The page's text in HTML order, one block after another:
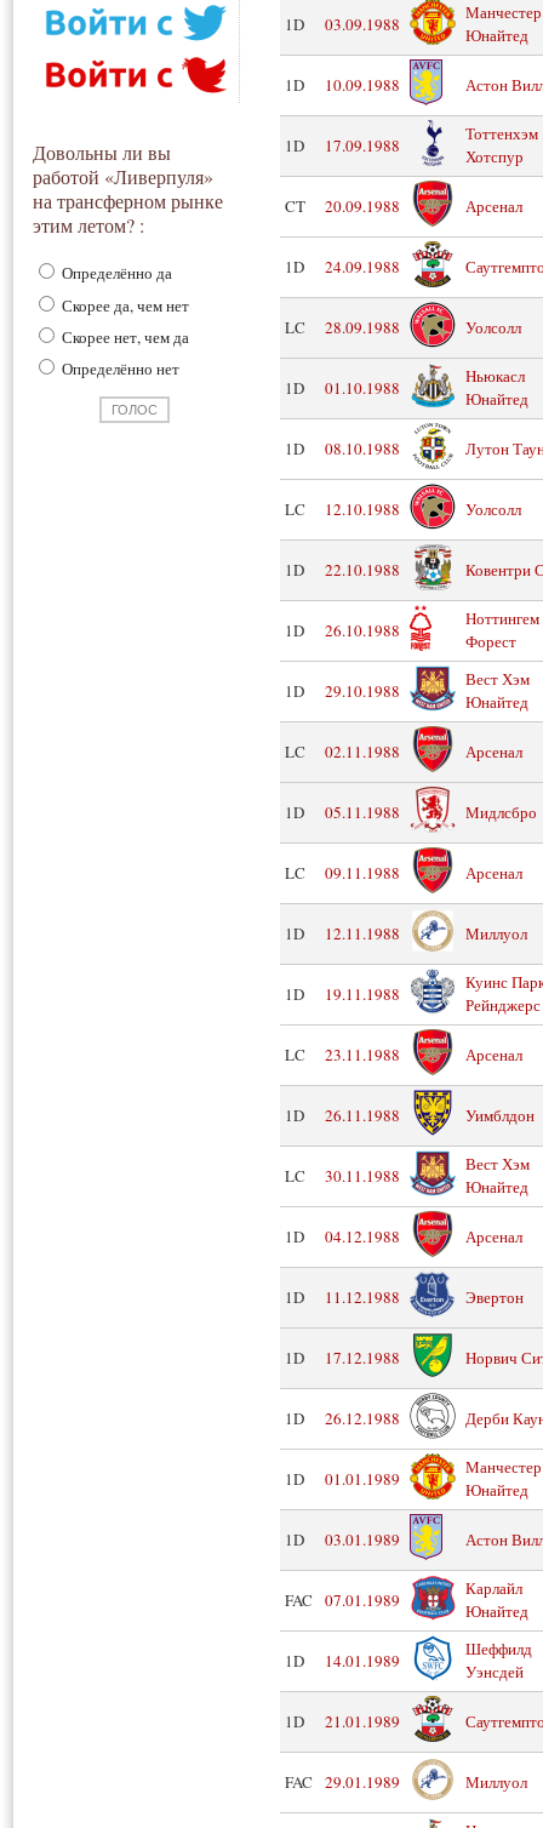
Довольны ли вы
работой «Ливерпуля»
на трансферном рынке
этим летом? :
Определённо да
Скорее да, чем нет
Скорее нет, чем да
Определённо нет
1D 03.09.1988
Манчестер
Юнайтед
1D 10.09.1988 Астон
1D 17.09.1988
Тоттенхэм
Хотспур
CT 20.09.1988 Арсенал
1D 24.09.1988
LC 28.09.1988 Уолсолл
1D 01.10.1988
Ньюкасл
Юнайтед
1D 08.10.1988 Лутон
LC 12.10.1988 Уолсолл
1D 22.10.1988 Ковентри
1D 26.10.1988
Ноттингем
Форест
1D 29.10.1988
Вест Хэм
Юнайтед
LC 02.11.1988 Арсенал
1D 05.11.1988 Мидлсбро
LC 09.11.1988 Арсенал
1D 12.11.1988 Миллуол
1D 19.11.1988
Куинс
Рейнджерс
LC 23.11.1988 Арсенал
1D 26.11.1988 Уимблдон
LC 30.11.1988
Вест Хэм
Юнайтед
1D 04.12.1988 Арсенал
1D 11.12.1988 Эвертон
1D 17.12.1988 Норвич
1D 26.12.1988 Дерби
1D 01.01.1989
Манчестер
Юнайтед
1D 03.01.1989 Астон
FAC 07.01.1989
Карлайл
Юнайтед
1D 14.01.1989
Шеффилд
Уэнсдей
1D 21.01.1989
FAC 29.01.1989 Миллуол